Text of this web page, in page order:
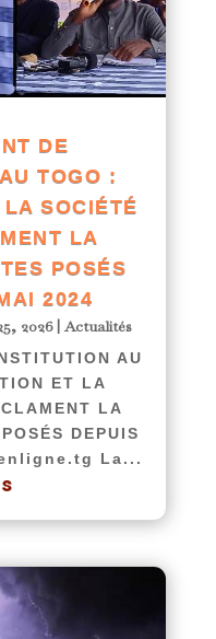
DE
TOGO :
LA SOCIÉTÉ
LA
POSÉS
2024
2026| Actualités
AU
ET LA
LA
DEPUIS
La...